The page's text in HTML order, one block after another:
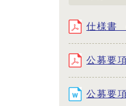
仕様書
公募要
公募要